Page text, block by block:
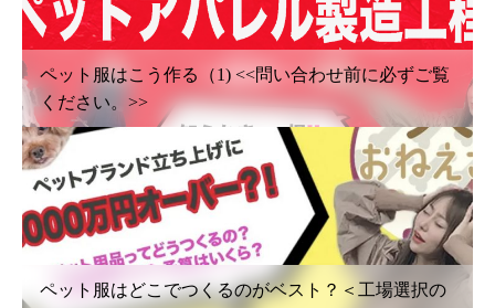
ペット服はこう作る（1) <<問い合わせ前に必ずご覧
ください。>>
ペット服はどこでつくるのがベスト？＜工場選択の